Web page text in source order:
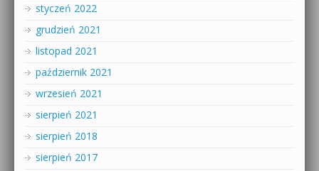
styczeń 2022
grudzień 2021
listopad 2021
październik 2021
wrzesień 2021
sierpień 2021
sierpień 2018
sierpień 2017